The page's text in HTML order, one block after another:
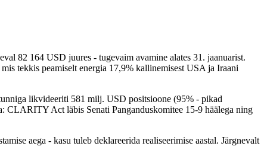
82 164 USD juures - tugevaim avamine alates 31. jaanuarist.
tekkis peamiselt energia 17,9% kallinemisest USA ja Iraani
likvideeriti 581 milj. USD positsioone (95% - pikad
CLARITY Act läbis Senati Panganduskomitee 15-9 häälega ning
aega - kasu tuleb deklareerida realiseerimise aastal. Järgnevalt